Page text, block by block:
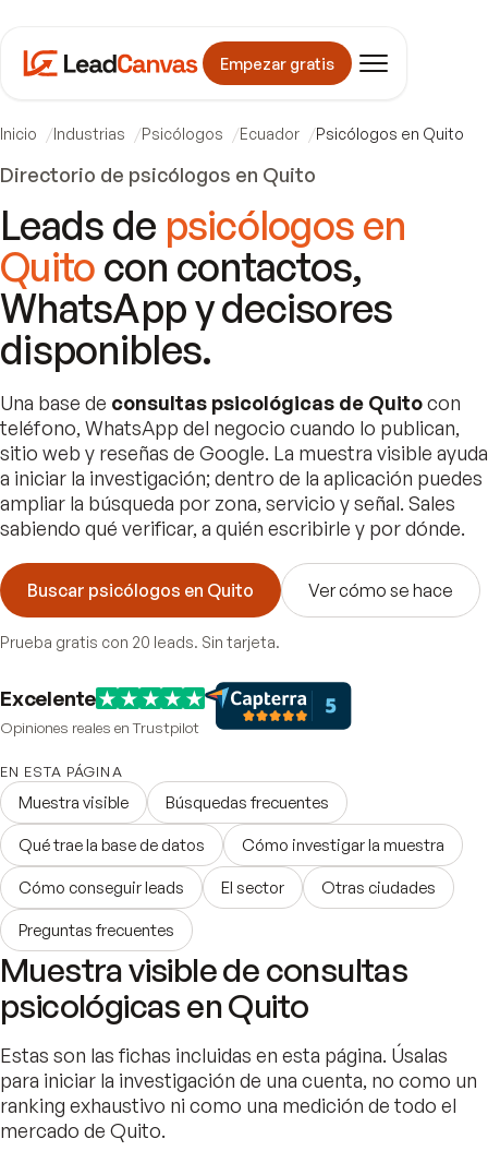
Empezar gratis
Inicio Industrias Psicólogos Ecuador Psicólogos en Quito
Directorio de psicólogos en Quito
Leads de psicólogos en
Quito con contactos,
WhatsApp y decisores
disponibles.
Una base de consultas psicológicas de Quitocon
teléfono, WhatsApp del negocio cuando lo publican,
sitio web y reseñas de Google. La muestra visible ayuda
a iniciar la investigación; dentro de la aplicación puedes
ampliar la búsqueda por zona, servicio y señal. Sales
sabiendo qué verificar, a quién escribirle y por dónde.
Buscar psicólogos en Quito Ver cómo se hace
Prueba gratis con 20 leads. Sin tarjeta.
Excelente
Opiniones reales en Trustpilot
EN ESTA PÁGINA
Muestra visible Búsquedas frecuentes
Qué trae la base de datos Cómo investigar la muestra
Cómo conseguir leads El sector Otras ciudades
Preguntas frecuentes
Muestra visible de consultas
psicológicas en Quito
Estas son las fichas incluidas en esta página. Úsalas
para iniciar la investigación de una cuenta, no como un
ranking exhaustivo ni como una medición de todo el
mercado de Quito.